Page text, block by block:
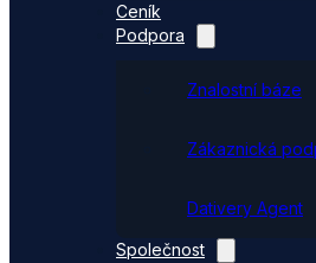
Ceník
Podpora
Znalostní báze
Zákaznická
Dativery Agent
Společnost